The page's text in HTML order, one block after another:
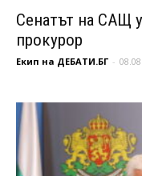
Сенатът на САЩ
прокурор
Екип на ДЕБАТИ.БГ -